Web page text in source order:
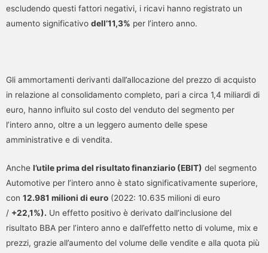
escludendo questi fattori negativi, i ricavi hanno registrato un
aumento significativo dell’11,3% per l’intero anno.
Gli ammortamenti derivanti dall’allocazione del prezzo di acquisto
in relazione al consolidamento completo, pari a circa 1,4 miliardi di
euro, hanno influito sul costo del venduto del segmento per
l’intero anno, oltre a un leggero aumento delle spese
amministrative e di vendita.
Anche l’utile prima del risultato finanziario (EBIT) del segmento
Automotive per l’intero anno è stato significativamente superiore,
con 12.981 milioni di euro (2022: 10.635 milioni di euro
/ +22,1%). Un effetto positivo è derivato dall’inclusione del
risultato BBA per l’intero anno e dall’effetto netto di volume, mix e
prezzi, grazie all’aumento del volume delle vendite e alla quota più